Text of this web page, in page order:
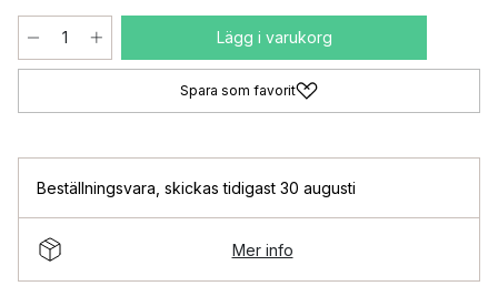
Lägg i varukorg
Spara som favorit
Beställningsvara skickas tidigast 30 augusti
Mer info